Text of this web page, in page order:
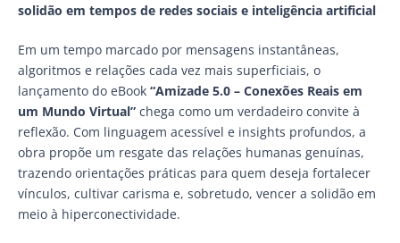
solidão em tempos de redes sociais e inteligência artificial
Em um tempo marcado por mensagens instantâneas,
algoritmos e relações cada vez mais superficiais, o
lançamento do eBook “Amizade 5.0 – Conexões Reais em
um Mundo Virtual” chega como um verdadeiro convite à
reflexão. Com linguagem acessível e insights profundos, a
obra propõe um resgate das relações humanas genuínas,
trazendo orientações práticas para quem deseja fortalecer
vínculos, cultivar carisma e, sobretudo, vencer a solidão em
meio à hiperconectividade.